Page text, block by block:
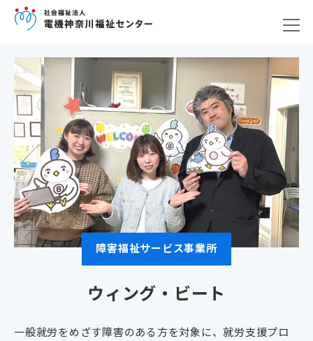
障害福祉サービス事業所
ウィング・ビート
一般就労をめざす障害のある方を対象に、就労支援プロ